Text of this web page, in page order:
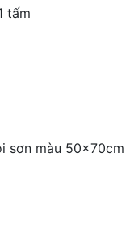
tấm
sơn màu 50x70cm